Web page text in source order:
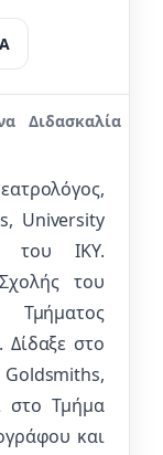
Διδασκαλία
University
του ΙΚΥ.
του
στο
στο Τμήμα
και